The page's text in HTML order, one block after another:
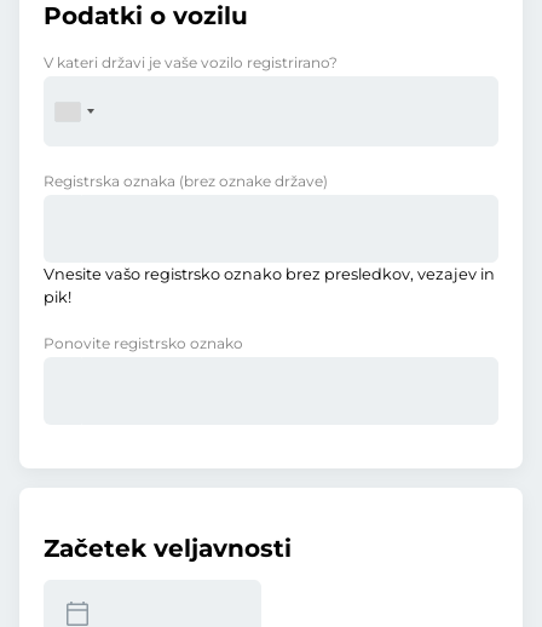
Podatki o vozilu
V kateri državi je vaše vozilo registrirano?
Registrska oznaka (brez oznake države)
Vnesite vašo registrsko oznako brez presledkov, vezajev in
pik!
Ponovite registrsko oznako
Začetek veljavnosti